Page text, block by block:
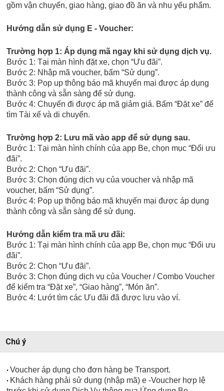
gồm vận chuyển, giao hàng, giao đồ ăn và nhu yếu phẩm.
Hướng dẫn sử dụng E - Voucher:
Trường hợp 1: Áp dụng mã ngay khi sử dụng dịch vụ.
Bước 1: Tại màn hình đặt xe, chọn “Ưu đãi”.
Bước 2: Nhập mã voucher, bấm “Sử dụng”.
Bước 3: Pop up thông báo mã khuyến mại được áp dụng
thành công và sẵn sàng để sử dụng.
Bước 4: Chuyến đi được áp mã giảm giá. Bấm “Đặt xe” để
tìm Tài xế và di chuyển.
Trường hợp 2: Lưu mã vào app để sử dụng sau.
Bước 1: Tại màn hình chính của app Be, chọn mục “Đổi ưu
đãi”.
Bước 2: Chọn “Ưu đãi”.
Bước 3: Chọn đúng dịch vụ của voucher và nhập mã
voucher, bấm “Sử dụng”.
Bước 4: Pop up thông báo mã khuyến mại được áp dụng
thành công và sẵn sàng để sử dụng.
Hướng dẫn kiểm tra mã ưu đãi:
Bước 1: Tại màn hình chính của app Be, chọn mục “Đổi ưu
đãi”.
Bước 2: Chọn “Ưu đãi”.
Bước 3: Chọn đúng dịch vụ của Voucher / Combo Voucher
để kiểm tra “Đặt xe”, “Giao hàng”, “Món ăn”.
Bước 4: Lướt tìm các Ưu đãi đã được lưu vào ví.
Chú ý
• Voucher áp dụng cho đơn hàng be Transport.
• Khách hàng phải sử dụng (nhập mã) e -Voucher hợp lệ